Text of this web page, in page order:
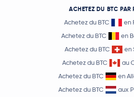
ACHETEZ DU BTC PAR
Achetez du BTC
en
Achetez du BTC
en
Achetez du BTC
en
Achetez du BTC
au
Achetez du BTC
en
Achetez du BTC
aux